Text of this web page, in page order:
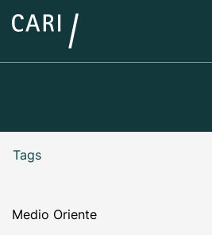
Medio Oriente
Tags